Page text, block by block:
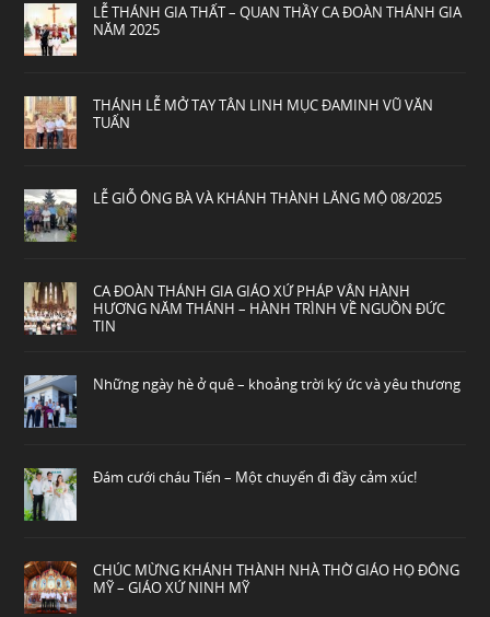
LỄ THÁNH GIA THẤT – QUAN THẦY CA ĐOÀN THÁNH GIA
NĂM 2025
THÁNH LỄ MỞ TAY TÂN LINH MỤC ĐAMINH VŨ VĂN
TUẤN
LỄ GIỖ ÔNG BÀ VÀ KHÁNH THÀNH LĂNG MỘ 08/2025
CA ĐOÀN THÁNH GIA GIÁO XỨ PHÁP VÂN HÀNH
HƯƠNG NĂM THÁNH – HÀNH TRÌNH VỀ NGUỒN ĐỨC
TIN
Những ngày hè ở quê – khoảng trời ký ức và yêu thương
Đám cưới cháu Tiến – Một chuyến đi đầy cảm xúc!
CHÚC MỪNG KHÁNH THÀNH NHÀ THỜ GIÁO HỌ ĐÔNG
MỸ – GIÁO XỨ NINH MỸ